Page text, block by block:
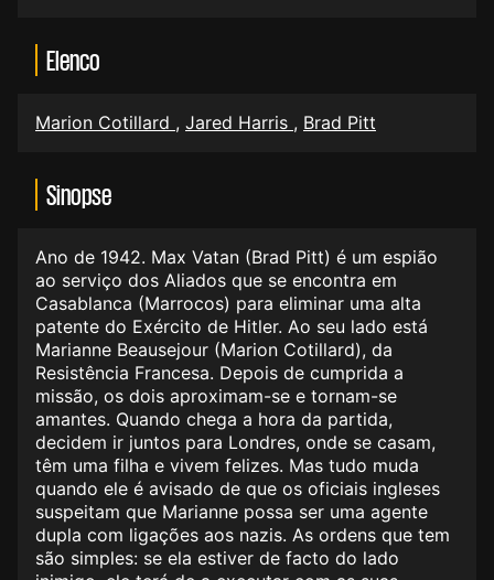
Elenco
Marion Cotillard , Jared Harris , Brad Pitt
Sinopse
Ano de 1942. Max Vatan (Brad Pitt) é um espião
ao serviço dos Aliados que se encontra em
Casablanca (Marrocos) para eliminar uma alta
patente do Exército de Hitler. Ao seu lado está
Marianne Beausejour (Marion Cotillard), da
Resistência Francesa. Depois de cumprida a
missão, os dois aproximam-se e tornam-se
amantes. Quando chega a hora da partida,
decidem ir juntos para Londres, onde se casam,
têm uma filha e vivem felizes. Mas tudo muda
quando ele é avisado de que os oficiais ingleses
suspeitam que Marianne possa ser uma agente
dupla com ligações aos nazis. As ordens que tem
são simples: se ela estiver de facto do lado